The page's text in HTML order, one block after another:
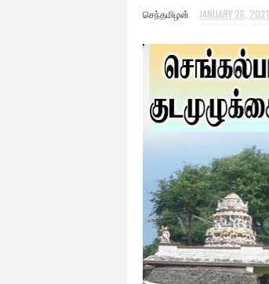
செந்தமிழன் JANUARY 26, 2021